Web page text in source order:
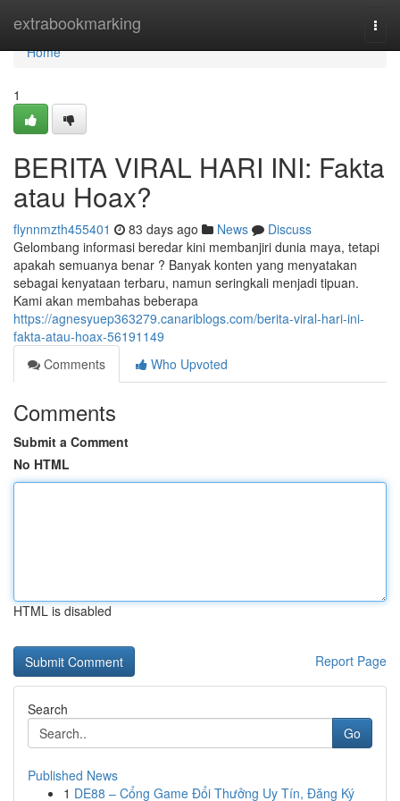
extrabookmarking
Home
Home
1
BERITA VIRAL HARI INI: Fakta
atau Hoax?
flynnmzth455401 83 days ago News
Discuss
Gelombang informasi beredar kini membanjiri dunia maya, tetapi
apakah semuanya benar ? Banyak konten yang menyatakan
sebagai kenyataan terbaru, namun seringkali menjadi tipuan.
Kami akan membahas beberapa
https://agnesyuep363279.canariblogs.com/berita-viral-hari-ini-
fakta-atau-hoax-56191149
Comments
Who Upvoted
Comments
Submit a Comment
No HTML
HTML is disabled
Report Page
Search
Go
Published News
1 DE88 – Cổng Game Đổi Thưởng Uy Tín, Đăng Ký